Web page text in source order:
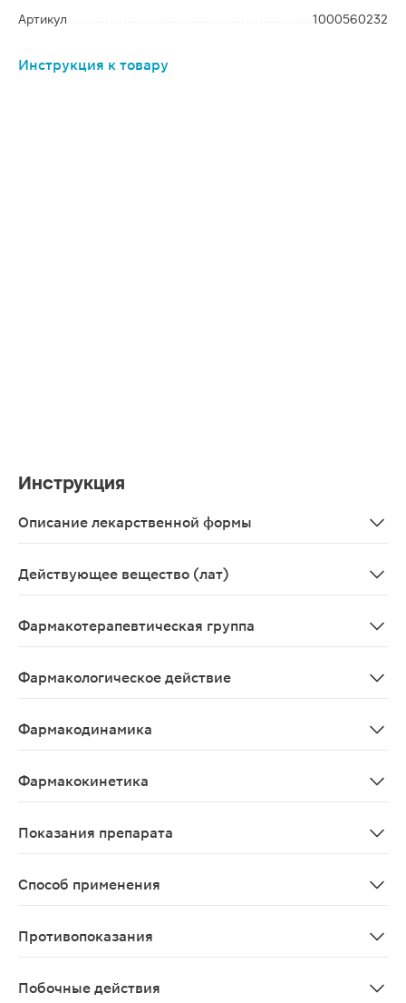
Артикул
1000560232
Инструкция к товару
Инструкция
Описание лекарственной формы
Действующее вещество (лат)
Фармакотерапевтическая группа
Фармакологическое действие
Фармакодинамика
Фармакокинетика
Показания препарата
Способ применения
Противопоказания
Побочные действия